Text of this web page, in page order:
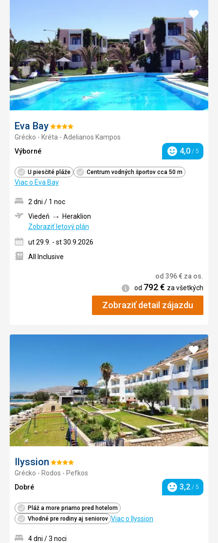
Eva BayHodnotenie:
4/5
Grécko - Kréta - Adelianos Kampos
Výborné
Hodnotenie
4,0 / 5
U piesčité pláže Centrum vodných športov cca 50 m
Viac o Eva Bay
Pridať
do
2 dni / 1 noc
Viedeň
Heraklion
Zobraziť letový plán
ut 29.9. - st 30.9.2026
All Inclusive
od 396€ za os.
Informácie
od 792€ za všetkých
Zobraziť detail zájazdu
Ilyssion Hodnotenie:
4/5
Grécko - Rodos - Pefkos
Dobré
Hodnotenie
3,2 / 5
Pláž a more priamo pred hotelom
Vhodné pre rodiny aj seniorov Viac o Ilyssion
Pridať
do
4 dni / 3 noci